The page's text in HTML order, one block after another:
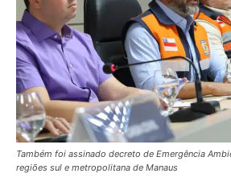
Também foi assinado decreto de Emergência
regiões sul e metropolitana de Manaus